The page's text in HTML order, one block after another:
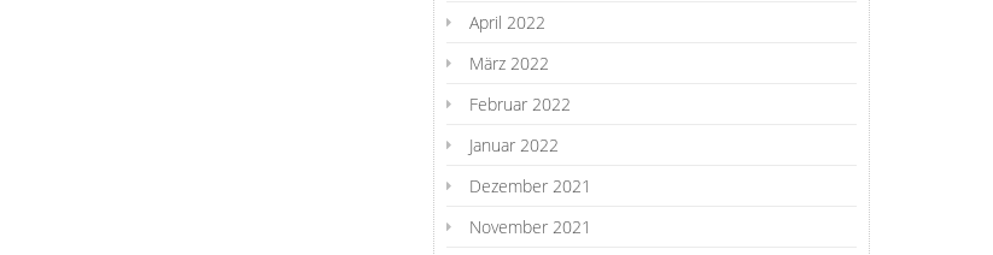
April 2022
März 2022
Februar 2022
Januar 2022
Dezember 2021
November 2021